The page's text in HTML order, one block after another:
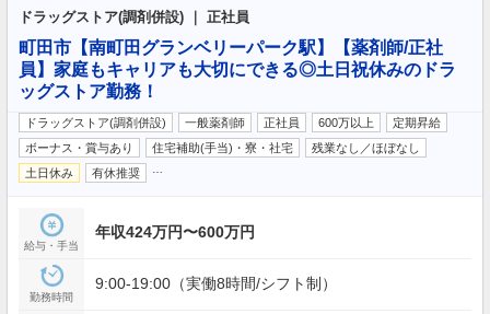
ドラッグストア(調剤併設) ｜ 正社員
町田市【南町田グランベリーパーク駅】【薬剤師/正社
員】家庭もキャリアも大切にできる◎土日祝休みのドラ
ッグストア勤務！
ドラッグストア(調剤併設) 一般薬剤師 正社員 600万以上
定期昇給
ボーナス・賞与あり
住宅補助(手当)・寮・社宅
残業なし／ほぼなし
土日休み
有休推奨
給与・手当
年収424万円〜600万円
勤務時間
9:00-19:00（実働8時間/シフト制）